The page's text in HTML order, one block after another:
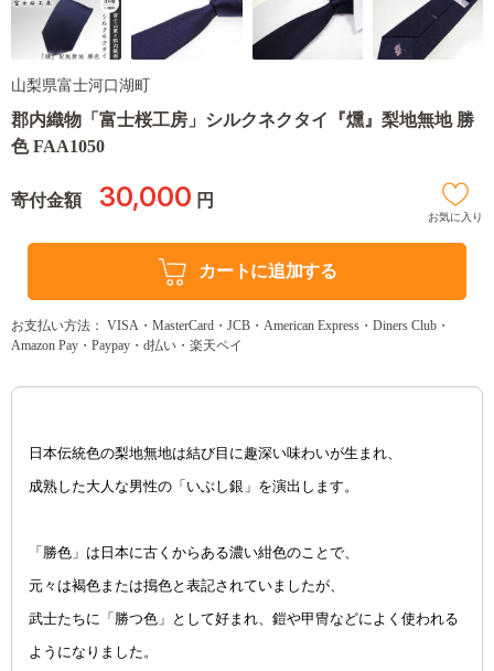
山梨県富士河口湖町
郡内織物「富士桜工房」シルクネクタイ『燻』梨地無地 勝
色 FAA1050
寄付金額 30,000 円
お気に入り
カートに追加する
お支払い方法： VISA・MasterCard・JCB・American Express・Diners Club・
Amazon Pay・Paypay・d払い・楽天ペイ
日本伝統色の梨地無地は結び目に趣深い味わいが生まれ、
成熟した大人な男性の「いぶし銀」を演出します。
「勝色」は日本に古くからある濃い紺色のことで、
元々は褐色または搗色と表記されていましたが、
武士たちに「勝つ色」として好まれ、鎧や甲冑などによく使われる
ようになりました。